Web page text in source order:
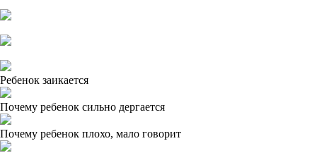
Ребенок заикается
Почему ребенок сильно дергается
Почему ребенок плохо, мало говорит